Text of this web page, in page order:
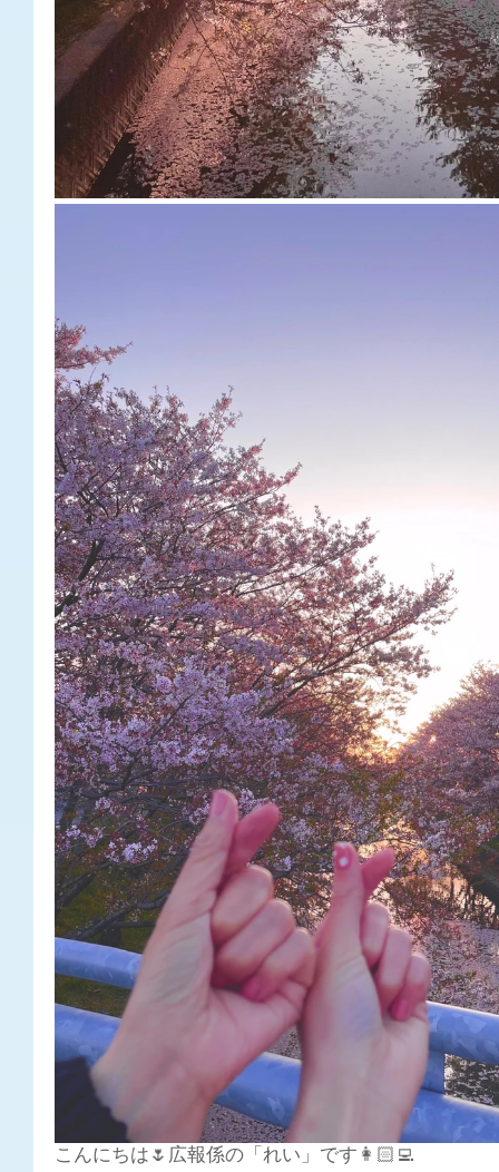
こんにちは🌷広報係の「れい」です👩🏻‍💻